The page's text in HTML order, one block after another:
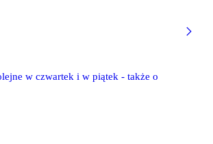
w czwartek i w piątek - także o